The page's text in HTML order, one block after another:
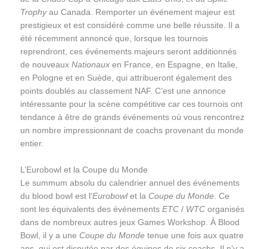
Trophyau Canada. Remporter un événement majeur est
prestigieux et est considéré comme une belle réussite. Il a
été récemment annoncé que, lorsque les tournois
reprendront, ces événements majeurs seront additionnés
de nouveaux Nationauxen France, en Espagne, en Italie,
en Pologne et en Suède, qui attribueront également des
points doublés au classement NAF. C’est une annonce
intéressante pour la scène compétitive car ces tournois ont
tendance à être de grands événements où vous rencontrez
un nombre impressionnant de coachs provenant du monde
entier.
L’Eurobowl et la Coupe du Monde
Le summum absolu du calendrier annuel des événements
du blood bowl est l’Eurobowlet la Coupe du Monde. Ce
sont les équivalents des événements ETC/ WTCorganisés
dans de nombreux autres jeux Games Workshop. À Blood
Bowl, il y a une Coupe du Mondetenue une fois aux quatre